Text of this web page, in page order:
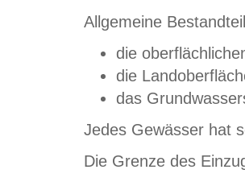
Allgemeine
die
die
das
Jedes Gewässer hat
Die Grenze des